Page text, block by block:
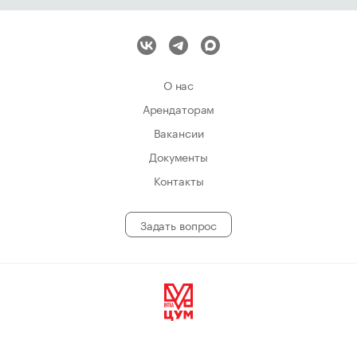
О нас
Арендаторам
Вакансии
Документы
Контакты
Задать вопрос